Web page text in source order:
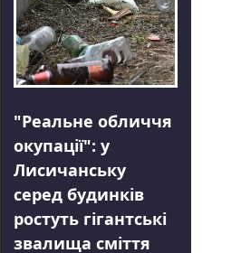
"Реальне обличчя
окупації": у
Лисичанську
серед будинків
ростуть гігантські
звалища сміття